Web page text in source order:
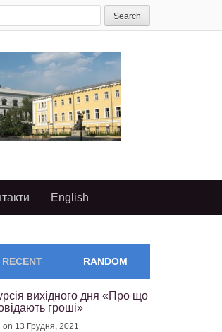
English
RECENT RANDOM
вихідного дня «Про що
гроші»
on 13 Грудня, 2021